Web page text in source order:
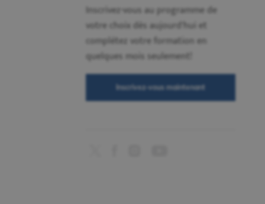
Inscrivez-vous au programme de
votre choix dès aujourd'hui et
complétez votre formation en
quelques mois seulement!
Inscrivez-vous maintenant